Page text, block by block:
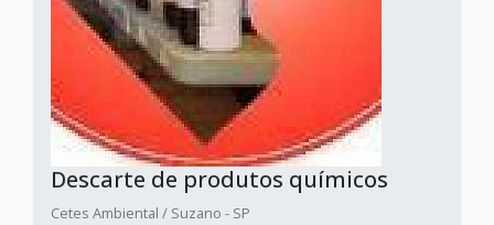
Descarte de produtos químicos
Cetes Ambiental / Suzano - SP